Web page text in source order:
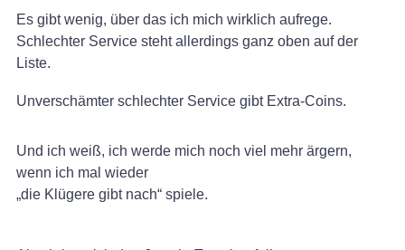
Es gibt wenig, über das ich mich wirklich aufrege.
Schlechter Service steht allerdings ganz oben auf der
Liste.
Unverschämter schlechter Service gibt Extra-Coins.
Und ich weiß, ich werde mich noch viel mehr ärgern,
wenn ich mal wieder
„die Klügere gibt nach“ spiele.